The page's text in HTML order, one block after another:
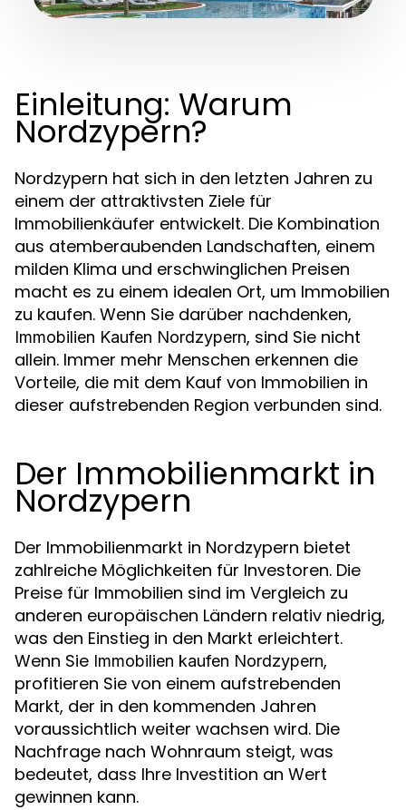
Einleitung: Warum
Nordzypern?
Nordzypern hat sich in den letzten Jahren zu
einem der attraktivsten Ziele für
Immobilienkäufer entwickelt. Die Kombination
aus atemberaubenden Landschaften, einem
milden Klima und erschwinglichen Preisen
macht es zu einem idealen Ort, um Immobilien
zu kaufen. Wenn Sie darüber nachdenken,
Immobilien Kaufen Nordzypern, sind Sie nicht
allein. Immer mehr Menschen erkennen die
Vorteile, die mit dem Kauf von Immobilien in
dieser aufstrebenden Region verbunden sind.
Der Immobilienmarkt in
Nordzypern
Der Immobilienmarkt in Nordzypern bietet
zahlreiche Möglichkeiten für Investoren. Die
Preise für Immobilien sind im Vergleich zu
anderen europäischen Ländern relativ niedrig,
was den Einstieg in den Markt erleichtert.
Wenn Sie Immobilien kaufen Nordzypern,
profitieren Sie von einem aufstrebenden
Markt, der in den kommenden Jahren
voraussichtlich weiter wachsen wird. Die
Nachfrage nach Wohnraum steigt, was
bedeutet, dass Ihre Investition an Wert
gewinnen kann.